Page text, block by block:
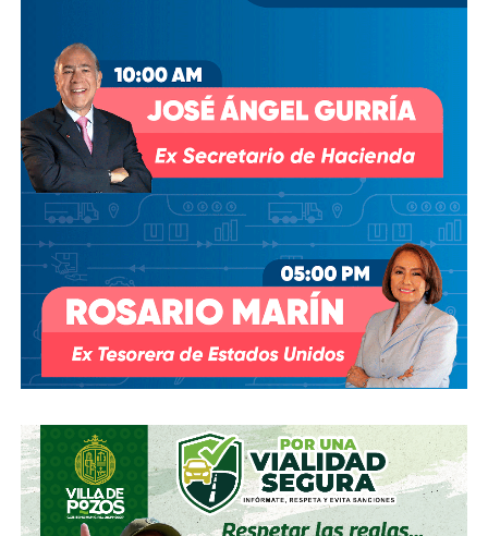
segundos, fue una obra maestra catalogada como“El Gol
del Siglo”
despachó dos de los tantos más icónicos en la
historia del futbol, pero esos goles significaban mucho
más que el pase a Semifinales.
En su autobiografía, Maradona lo escribió sin tapujos:
“Aunque habíamos dicho antes del partido que el fútbol no
tenía nada que ver con la guerra de las Malvinas, sabíamos
que habían matado a muchos chicos argentinos ahí.Los
mataron como pajaritos. Y eso era la revancha”.
Roberto Perfumo, ex jugador argentino, fue más claro
todavía: “ En 1986, ganarle a Inglaterra era suficiente.
Ganar el Mundial era secundario para nosotros.
La herida no se cerró en 1986, pero tampoco en 1998,
cuando argentinos e ingleses se citaron en Octavos de
Final del Mundial de Francia. Un primer tiempo trepidante
que acabó 2 por 2 tras un golazo deMichael Owen
y un